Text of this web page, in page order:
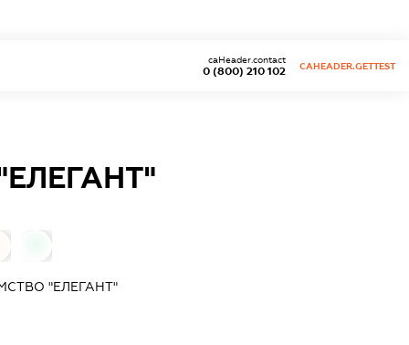
0 (800) 210 102
caHeader.contact
CAHEADER.GETTEST
"ЕЛЕГАНТ"